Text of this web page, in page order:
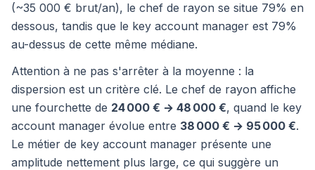
(~35 000 € brut/an), le chef de rayon se situe 79% en
dessous, tandis que le key account manager est 79%
au-dessus de cette même médiane.
Attention à ne pas s'arrêter à la moyenne : la
dispersion est un critère clé. Le chef de rayon affiche
une fourchette de 24 000 € → 48 000 €, quand le key
account manager évolue entre 38 000 € → 95 000 €.
Le métier de key account manager présente une
amplitude nettement plus large, ce qui suggère un